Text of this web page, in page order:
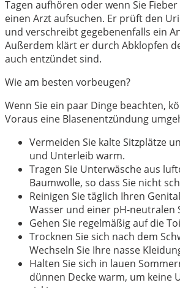
Tagen aufhören oder wenn Sie
einen Arzt aufsuchen. Er prüft den
und verschreibt gegebenenfalls ein
Außerdem klärt er durch Abklopfen
auch entzündet sind.
Wie am besten vorbeugen?
Wenn Sie ein paar Dinge beachten,
Voraus eine Blasenentzündung
Vermeiden Sie kalte Sitzplätze
und Unterleib warm.
Tragen Sie Unterwäsche aus
Baumwolle, so dass Sie nicht
Reinigen Sie täglich Ihren
Wasser und einer pH-neutralen
Gehen Sie regelmäßig auf die
Trocknen Sie sich nach dem
Wechseln Sie Ihre nasse
Halten Sie sich in lauen
dünnen Decke warm, um keine